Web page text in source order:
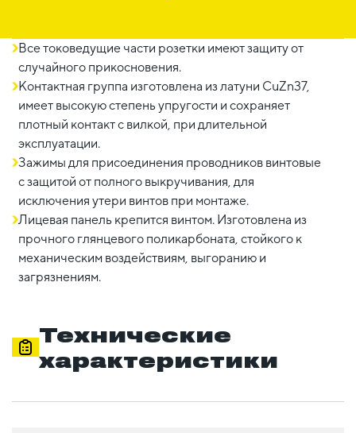
Все токоведущие части розетки имеют защиту от
случайного прикосновения.
Контактная группа изготовлена из латуни CuZn37,
имеет высокую степень упругости и сохраняет
плотный контакт с вилкой, при длительной
эксплуатации.
Зажимы для присоединения проводников винтовые
с защитой от полного выкручивания, для
исключения утери винтов при монтаже.
Лицевая панель крепится винтом. Изготовлена из
прочного глянцевого поликарбоната, стойкого к
механическим воздействиям, выгоранию и
загрязнениям.
Технические
характеристики